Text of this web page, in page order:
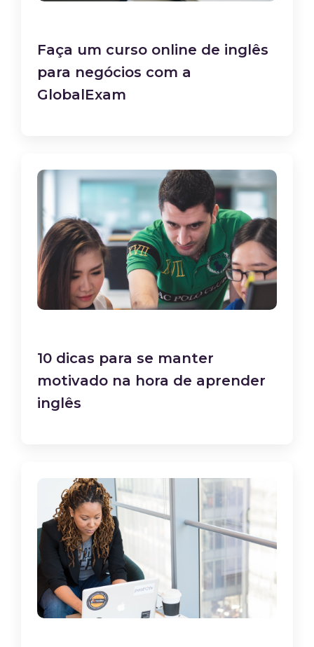
Faça um curso online de inglês
para negócios com a
GlobalExam
10 dicas para se manter
motivado na hora de aprender
inglês